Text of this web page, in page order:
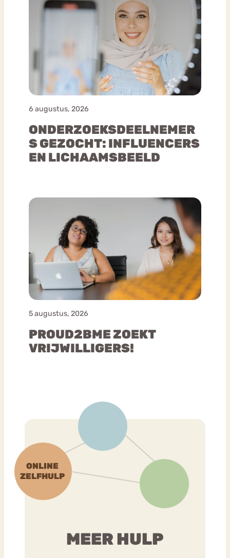
6 augustus, 2026
ONDERZOEKSDEELNEMER
S GEZOCHT: INFLUENCERS
EN LICHAAMSBEELD
5 augustus, 2026
PROUD2BME ZOEKT
VRIJWILLIGERS!
MEER HULP